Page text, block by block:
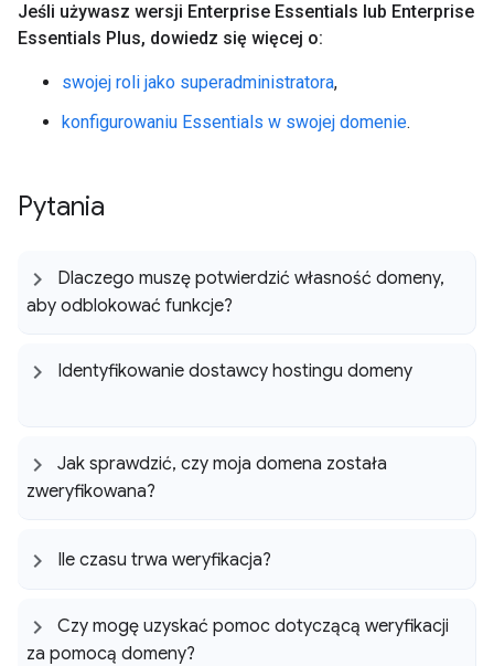
Jeśli używasz wersji Enterprise Essentials lub Enterprise
Essentials Plus, dowiedz się więcej o:
swojej roli jako superadministratora,
konfigurowaniu Essentials w swojej domenie.
Pytania
Dlaczego muszę potwierdzić własność domeny,
aby odblokować funkcje?
Identyfikowanie dostawcy hostingu domeny
Jak sprawdzić, czy moja domena została
zweryfikowana?
Ile czasu trwa weryfikacja?
Czy mogę uzyskać pomoc dotyczącą weryfikacji
za pomocą domeny?